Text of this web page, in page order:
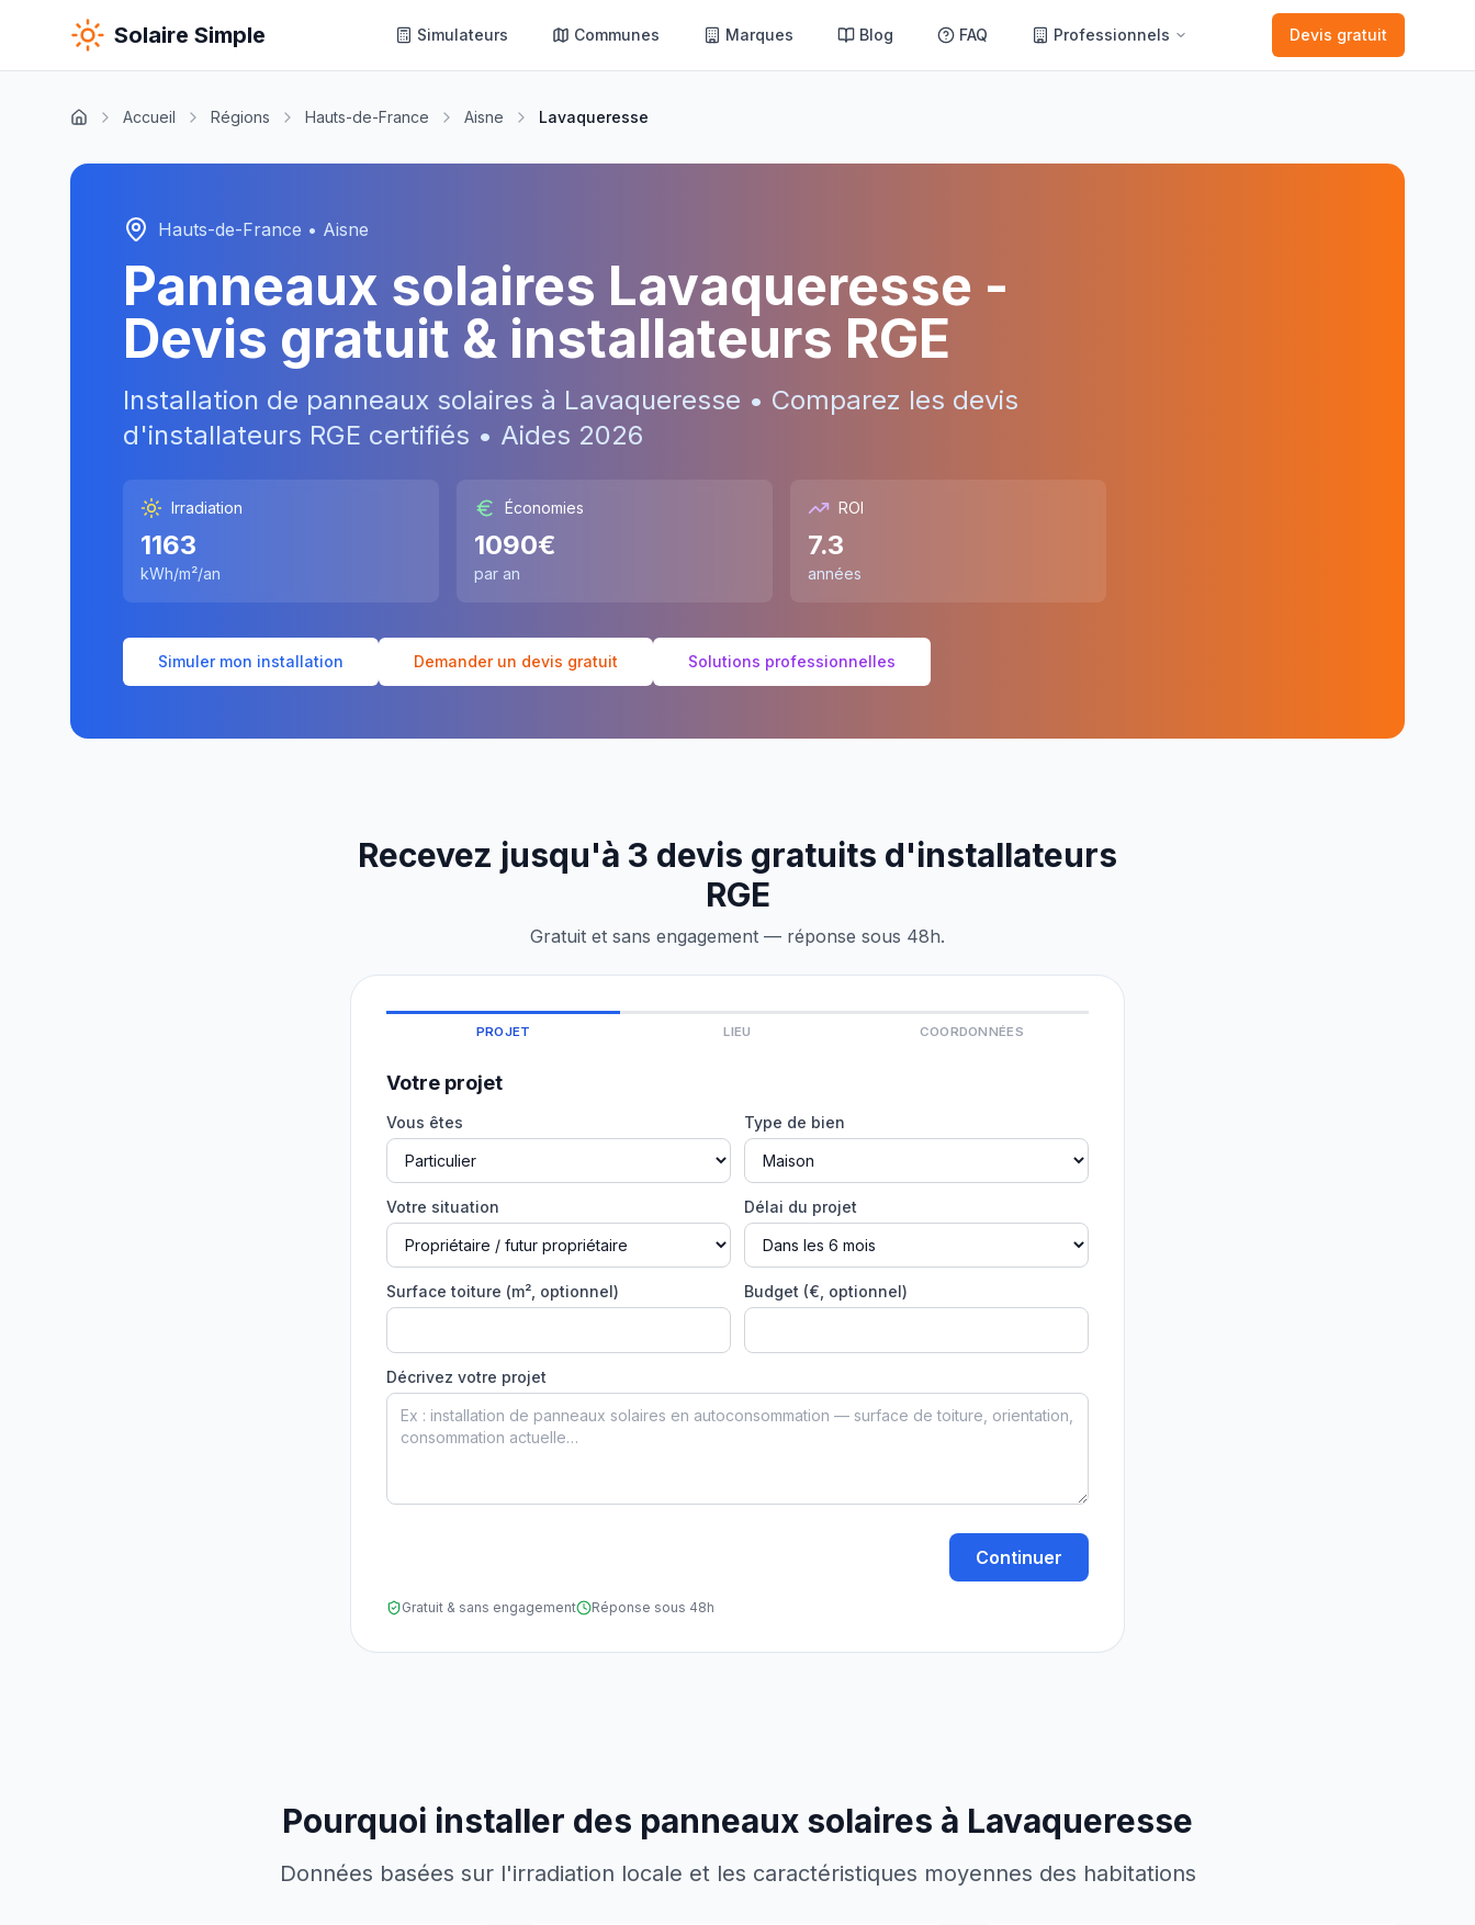
Solaire Simple Simulateurs Communes Marques Blog FAQ Professionnels Devis gratuit
Accueil Régions Hauts-de-France Aisne Lavaqueresse
Hauts-de-France • Aisne
Panneaux solaires Lavaqueresse -
Devis gratuit & installateurs RGE
Installation de panneaux solaires à Lavaqueresse • Comparez les devis
d'installateurs RGE certifiés • Aides 2026
Irradiation
1163
kWh/m²/an
Économies
1090€
par an
ROI
7.3
années
Simuler mon installation Demander un devis gratuit Solutions professionnelles
Recevez jusqu'à 3 devis gratuits d'installateurs
RGE
Gratuit et sans engagement — réponse sous 48h.
PROJET LIEU COORDONNÉES
Votre projet
Vous êtes Type de bien
Votre situation Délai du projet
Surface toiture (m², optionnel) Budget (€, optionnel)
Décrivez votre projet
Continuer
Gratuit & sans engagement Réponse sous 48h
Pourquoi installer des panneaux solaires à Lavaqueresse
Données basées sur l'irradiation locale et les caractéristiques moyennes des habitations